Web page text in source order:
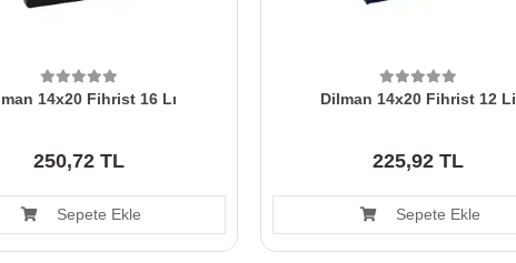
14x20 Fihrist 16 Lı
250,72 TL
Sepete Ekle
Dilman 14x20 Fihrist 12 Li
225,92 TL
Sepete Ekle